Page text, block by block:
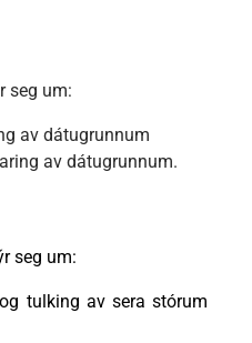
seg um:
av dátugrunnum
av dátugrunnum.
seg um:
tulking av sera stórum